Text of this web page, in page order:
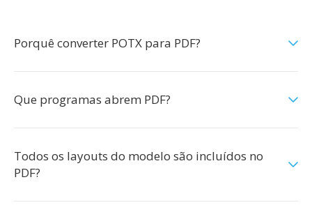
Porquê converter POTX para PDF?
Que programas abrem PDF?
Todos os layouts do modelo são incluídos no
PDF?